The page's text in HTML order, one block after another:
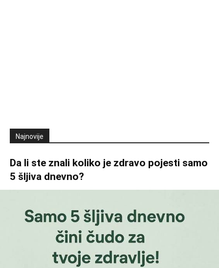
Najnovije
Da li ste znali koliko je zdravo pojesti samo
5 šljiva dnevno?